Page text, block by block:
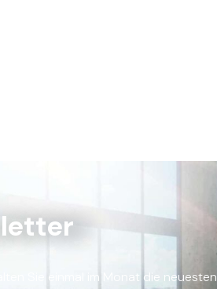
Sie einmal im Monat die neuesten